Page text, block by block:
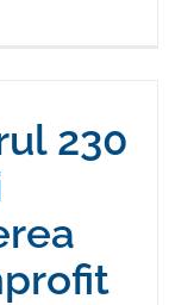
230